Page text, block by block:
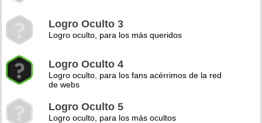
Logro Oculto 3
Logro oculto, para los más queridos
Logro Oculto 4
Logro oculto, para los fans acérrimos de la red
de webs
Logro Oculto 5
Logro oculto, para los más ocultos